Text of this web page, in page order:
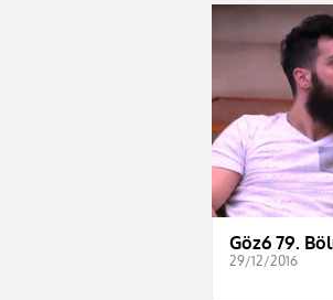
Göz6 79.
29/12/2016